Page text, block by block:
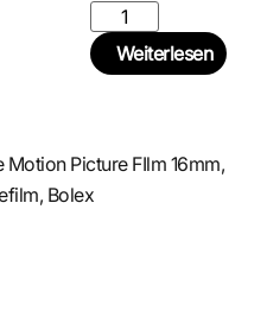
Weiterlesen